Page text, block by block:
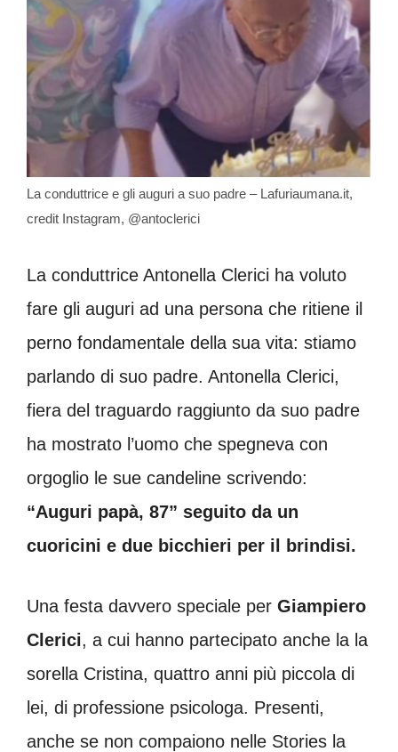
La conduttrice e gli auguri a suo padre – Lafuriaumana.it,
credit Instagram, @antoclerici
La conduttrice Antonella Clerici ha voluto
fare gli auguri ad una persona che ritiene il
perno fondamentale della sua vita: stiamo
parlando di suo padre. Antonella Clerici,
fiera del traguardo raggiunto da suo padre
ha mostrato l’uomo che spegneva con
orgoglio le sue candeline scrivendo:
“Auguri papà, 87” seguito da un
cuoricini e due bicchieri per il brindisi.
Una festa davvero speciale per Giampiero
Clerici, a cui hanno partecipato anche la la
sorella Cristina, quattro anni più piccola di
lei, di professione psicologa. Presenti,
anche se non compaiono nelle Stories la